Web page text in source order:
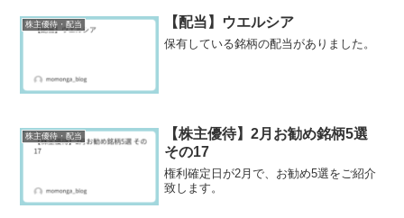
株主優待・配当 【配当】ウエルシア
保有している銘柄の配当がありました。
株主優待・配当
【株主優待】2月お勧め銘柄5選
その17
権利確定日が2月で、お勧め5選をご紹介
致します。